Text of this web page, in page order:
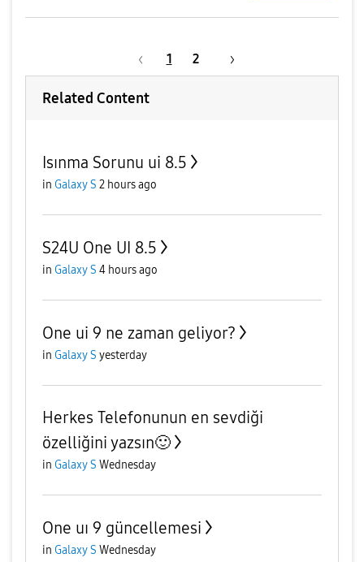
1 2
Related Content
Isınma Sorunu ui 8.5
in Galaxy S 2 hours ago
S24U One UI 8.5
in Galaxy S 4 hours ago
One ui 9 ne zaman geliyor?
in Galaxy S yesterday
Herkes Telefonunun en sevdiği
özelliğini yazsın🙂
in Galaxy S Wednesday
One uı 9 güncellemesi
in Galaxy S Wednesday